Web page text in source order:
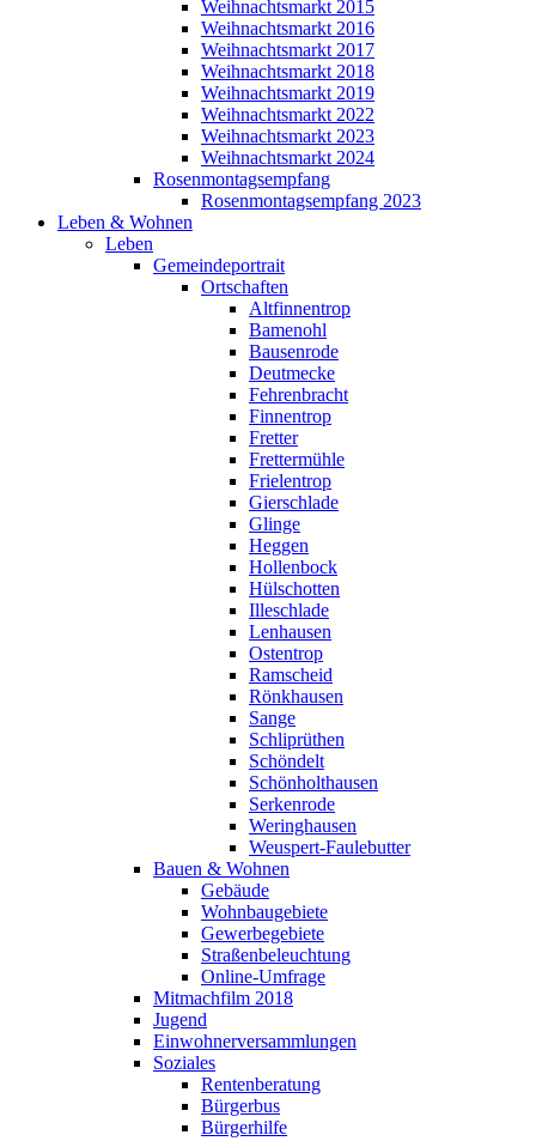
Weihnachtsmarkt 2015
Weihnachtsmarkt 2016
Weihnachtsmarkt 2017
Weihnachtsmarkt 2018
Weihnachtsmarkt 2019
Weihnachtsmarkt 2022
Weihnachtsmarkt 2023
Weihnachtsmarkt 2024
Rosenmontagsempfang
Rosenmontagsempfang 2023
Leben & Wohnen
Leben
Gemeindeportrait
Ortschaften
Altfinnentrop
Bamenohl
Bausenrode
Deutmecke
Fehrenbracht
Finnentrop
Fretter
Frettermühle
Frielentrop
Gierschlade
Glinge
Heggen
Hollenbock
Hülschotten
Illeschlade
Lenhausen
Ostentrop
Ramscheid
Rönkhausen
Sange
Schliprüthen
Schöndelt
Schönholthausen
Serkenrode
Weringhausen
Weuspert-Faulebutter
Bauen & Wohnen
Gebäude
Wohnbaugebiete
Gewerbegebiete
Straßenbeleuchtung
Online-Umfrage
Mitmachfilm 2018
Jugend
Einwohnerversammlungen
Soziales
Rentenberatung
Bürgerbus
Bürgerhilfe